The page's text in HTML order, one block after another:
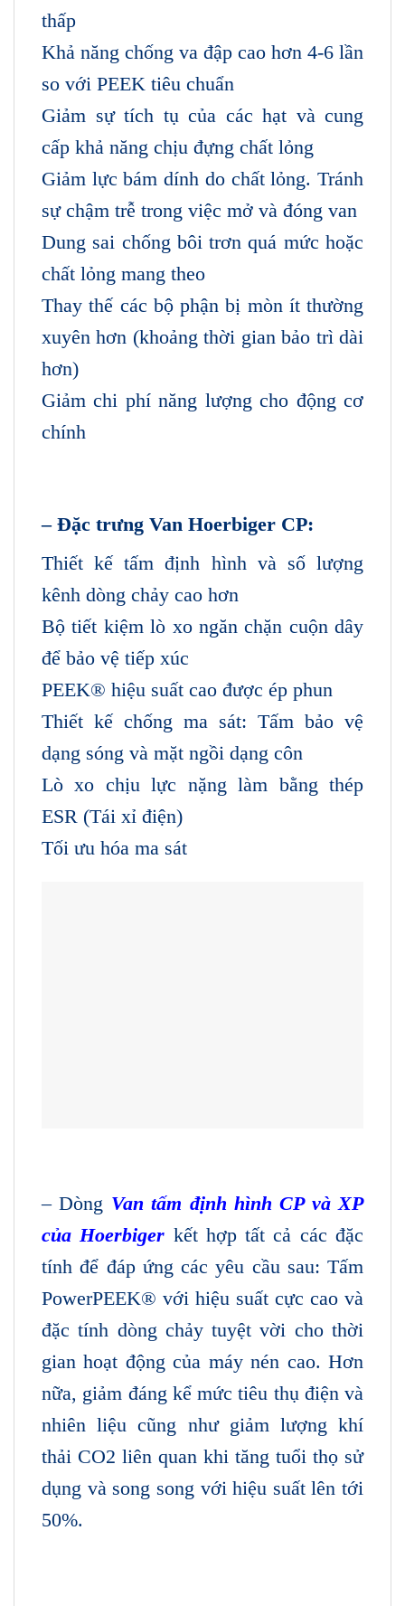
thấp
Khả năng chống va đập cao hơn 4-6 lần
so với PEEK tiêu chuẩn
Giảm sự tích tụ của các hạt và cung
cấp khả năng chịu đựng chất lỏng
Giảm lực bám dính do chất lỏng. Tránh
sự chậm trễ trong việc mở và đóng van
Dung sai chống bôi trơn quá mức hoặc
chất lỏng mang theo
Thay thế các bộ phận bị mòn ít thường
xuyên hơn (khoảng thời gian bảo trì dài
hơn)
Giảm chi phí năng lượng cho động cơ
chính
– Đặc trưng Van Hoerbiger CP:
Thiết kế tấm định hình và số lượng
kênh dòng chảy cao hơn
Bộ tiết kiệm lò xo ngăn chặn cuộn dây
để bảo vệ tiếp xúc
PEEK® hiệu suất cao được ép phun
Thiết kế chống ma sát: Tấm bảo vệ
dạng sóng và mặt ngồi dạng côn
Lò xo chịu lực nặng làm bằng thép
ESR (Tái xỉ điện)
Tối ưu hóa ma sát
– Dòng Van tấm định hình CP và XP
của Hoerbiger kết hợp tất cả các đặc
tính để đáp ứng các yêu cầu sau: Tấm
PowerPEEK® với hiệu suất cực cao và
đặc tính dòng chảy tuyệt vời cho thời
gian hoạt động của máy nén cao. Hơn
nữa, giảm đáng kể mức tiêu thụ điện và
nhiên liệu cũng như giảm lượng khí
thải CO2 liên quan khi tăng tuổi thọ sử
dụng và song song với hiệu suất lên tới
50%.